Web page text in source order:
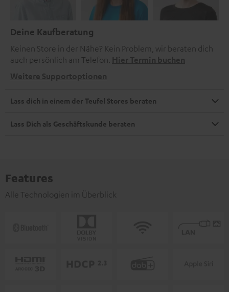
Deine Kaufberatung
Keinen Store in der Nähe? Kein Problem, wir beraten dich
auch persönlich am Telefon. Hier Termin buchen
Weitere Supportoptionen
Lass dich in einem der Teufel Stores beraten
Lass Dich als Geschäftskunde beraten
Features
Alle Technologien im Überblick